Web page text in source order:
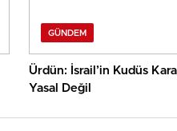
GÜNDEM
Ürdün: İsrail’in Kudüs
Yasal Değil